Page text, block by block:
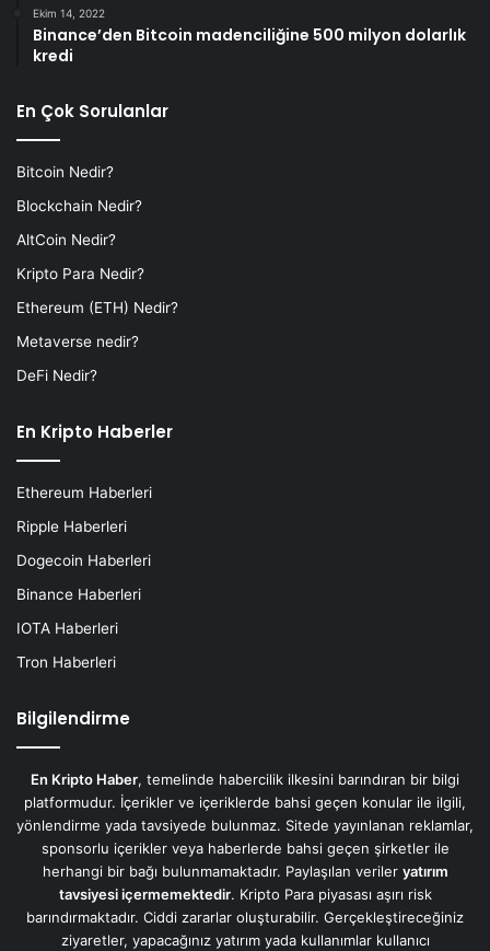
Ekim 14, 2022
Binance’den Bitcoin madenciliğine 500 milyon dolarlık
kredi
En Çok Sorulanlar
Bitcoin Nedir?
Blockchain Nedir?
AltCoin Nedir?
Kripto Para Nedir?
Ethereum (ETH) Nedir?
Metaverse nedir?
DeFi Nedir?
En Kripto Haberler
Ethereum Haberleri
Ripple Haberleri
Dogecoin Haberleri
Binance Haberleri
IOTA Haberleri
Tron Haberleri
Bilgilendirme
En Kripto Haber, temelinde habercilik ilkesini barındıran bir bilgi
platformudur. İçerikler ve içeriklerde bahsi geçen konular ile ilgili,
yönlendirme yada tavsiyede bulunmaz. Sitede yayınlanan reklamlar,
sponsorlu içerikler veya haberlerde bahsi geçen şirketler ile
herhangi bir bağı bulunmamaktadır. Paylaşılan veriler yatırım
tavsiyesi içermemektedir. Kripto Para piyasası aşırı risk
barındırmaktadır. Ciddi zararlar oluşturabilir. Gerçekleştireceğiniz
ziyaretler, yapacağınız yatırım yada kullanımlar kullanıcı